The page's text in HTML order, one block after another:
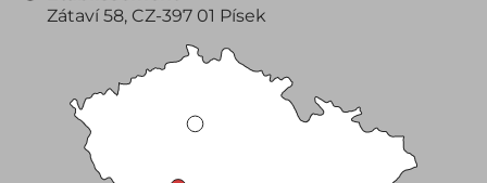
Zátaví 58, CZ-397 01 Písek